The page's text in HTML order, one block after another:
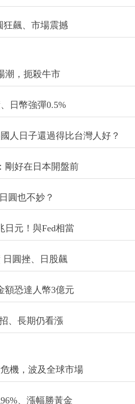
狂飆、市場震撼
潮，扼殺牛市
日幣強彈0.5%
人日子還過得比台灣人好？
剛好在日本開盤前
圓也不妙？
日元！與Fed相當
日圓挫、日股飆
額恐達人幣3億元
、長期仍看漲
機，波及全球市場
、漲幅勝黃金